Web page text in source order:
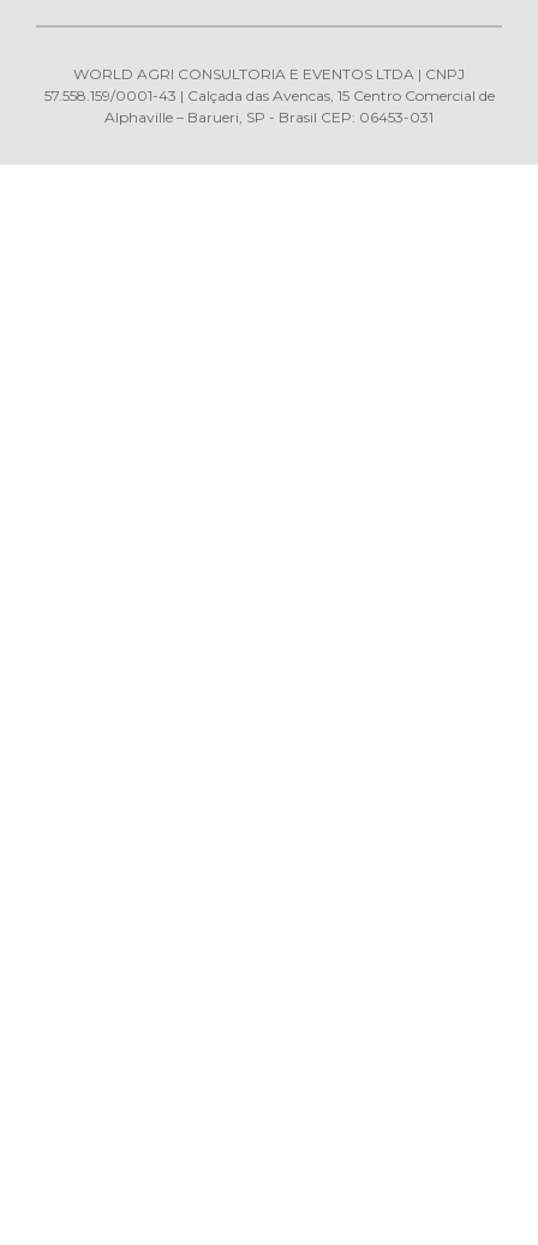
WORLD AGRI CONSULTORIA E EVENTOS LTDA | CNPJ
57.558.159/0001-43 | Calçada das Avencas, 15 Centro Comercial de
Alphaville – Barueri, SP - Brasil CEP: 06453-031